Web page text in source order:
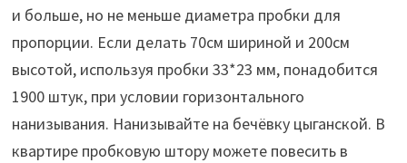
и больше, но не меньше диаметра пробки для
пропорции. Если делать 70см шириной и 200см
высотой, используя пробки 33*23 мм, понадобится
1900 штук, при условии горизонтального
нанизывания. Нанизывайте на бечёвку цыганской. В
квартире пробковую штору можете повесить в